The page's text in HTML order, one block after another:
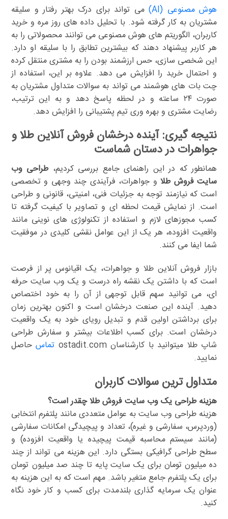
هوش مصنوعی (AI)
می تواند برای درک بهتر رفتار و سلیقه
مشتریان به کار گرفته شود. با تحلیل داده های روز مره و خرید
کاربران، الگوریتم های هوش مصنوعی می توانند محصولاتی را به
هر کاربر پیشنهاد دهند که بیشترین تطابق را با سلیقه او دارد.
این شخصی سازی، حس ارزشمند بودن را به مشتری منتقل کرده
و احتمال خرید را افزایش می دهد. علاوه بر این، استفاده از
چت بات های هوشمند می تواند به سوالات متداول مشتریان به
صورت ۲۴ ساعته و در لحظه پاسخ دهد و به این ترتیب،
رضایت مشتری و بهره وری تیم پشتیبانی را افزایش دهد.
نتیجه گیری: آینده درخشان فروش آنلاین طلا و
جواهرات در دستان شماست
همانطور که در این راهنمای جامع بررسی کردیم،طراحی وب
سایت فروش طلاو جواهرات، فرآیندی چند وجهی و تخصصی
است که نیازمند توجه به جزئیات فنی، امنیتی، قانونی و طراحی
است. از نمایش قیمت لحظه ای و تصاویر با کیفیت گرفته تا
کسب مجوزهای لازم و استفاده از تکنولوژی های نوینی مانند
واقعیت افزوده، هر یک از این عوامل نقشی کلیدی در موفقیت
شما ایفا می کنند.
بازار فروش آنلاین طلا و جواهرات، یک اقیانوس پر از فرصت
است که با داشتن یک نقشه راه درست و یک وب سایت حرفه
ای، می توانید سهم قابل توجهی از آن را به خود اختصاص
دهید. آینده این صنعت درخشان است و اکنون بهترین زمان
برای برداشتن اولین قدم و تبدیل رویای خود به یک واقعیت
درخشان است. برای کسب اطلاعات بیشتر و سفارش طراحی
شاپ طلا میتوانید با کارشناسان ostadit.com
تماسحاصل
نمایید.
متداول ترین سوالات کاربران
هزینه طراحی یک وب سایت فروش طلا چقدر است؟
هزینه طراحی وب سایت به عوامل متعددی مانند پلتفرم انتخابی
(وردپرس، سفارشی و غیره)، تعداد و پیچیدگی امکانات سفارشی
(مانند سیستم محاسبه قیمت پیچیده یا واقعیت افزوده) و
سطح طراحی گرافیکی بستگی دارد. این هزینه می تواند از چند
ده میلیون تومان برای یک سایت پایه تا چند صد میلیون تومان
برای یک پلتفرم جامع متغیر باشد. مهم است که به این هزینه به
عنوان یک سرمایه گذاری بلندمدت برای کسب و کار خود نگاه
کنید.